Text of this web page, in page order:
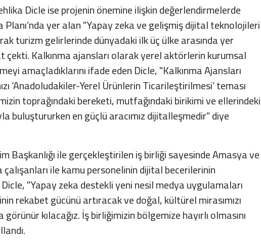
Dicle ise projenin önemine ilişkin değerlendirmelerde
Planı’nda yer alan "Yapay zeka ve gelişmiş dijital teknolojileri
turizm gelirlerinde dünyadaki ilk üç ülke arasında yer
çekti. Kalkınma ajansları olarak yerel aktörlerin kurumsal
amaçladıklarını ifade eden Dicle, "Kalkınma Ajansları
‘Anadoludakiler-Yerel Ürünlerin Ticarileştirilmesi’ teması
toprağındaki bereketi, mutfağındaki birikimi ve ellerindeki
buluştururken en güçlü aracımız dijitalleşmedir" diye
Başkanlığı ile gerçekleştirilen iş birliği sayesinde Amasya ve
ile kamu personelinin dijital becerilerinin
"Yapay zeka destekli yeni nesil medya uygulamaları
rekabet gücünü artıracak ve doğal, kültürel mirasımızı
kılacağız. İş birliğimizin bölgemize hayırlı olmasını